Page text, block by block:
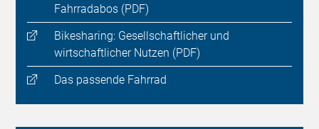
Fahrradabos (PDF)
Bikesharing: Gesellschaftlicher und
wirtschaftlicher Nutzen (PDF)
Das passende Fahrrad